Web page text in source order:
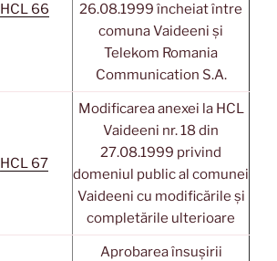
HCL 66
26.08.1999 încheiat între
comuna Vaideeni și
Telekom Romania
Communication S.A.
HCL 67
Modificarea anexei la HCL
Vaideeni nr. 18 din
27.08.1999 privind
domeniul public al comunei
Vaideeni cu modificările și
completările ulterioare
Aprobarea însușirii